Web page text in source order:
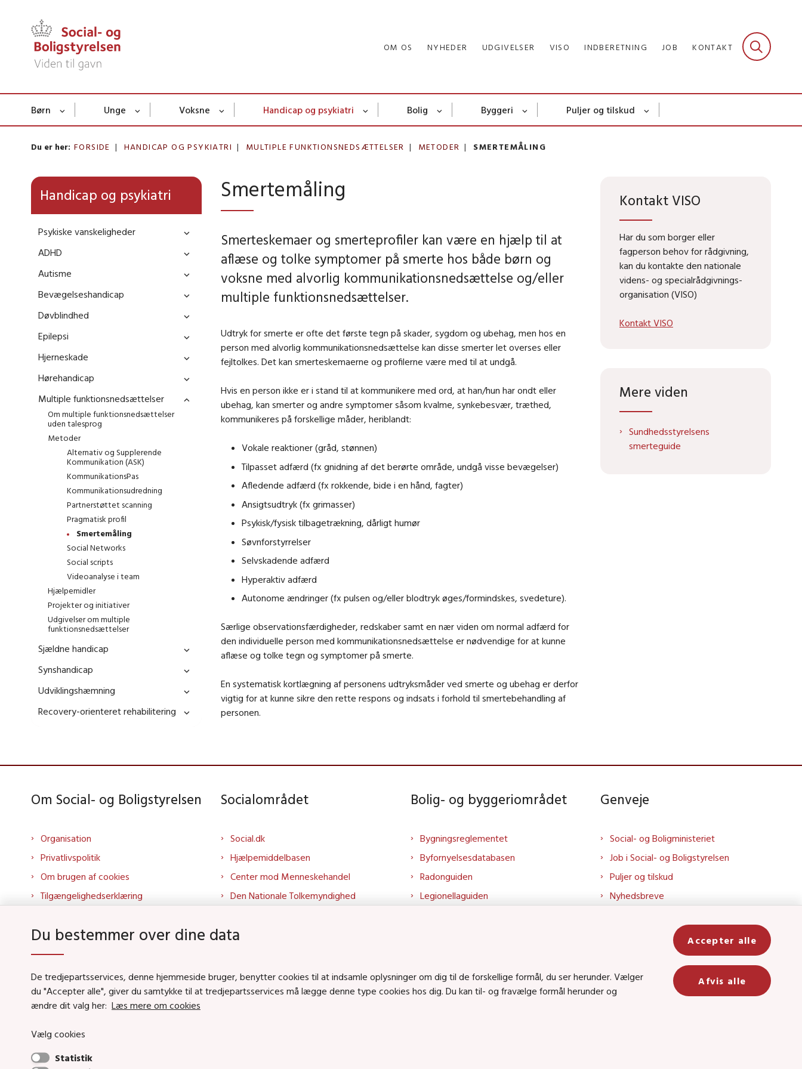
OM OS NYHEDER UDGIVELSER VISO INDBERETNING JOB KONTAKT
Børn Unge Voksne Handicap og psykiatri Bolig Byggeri Puljer og tilskud
Du er her: FORSIDE HANDICAP OG PSYKIATRI MULTIPLE FUNKTIONSNEDSÆTTELSER METODER SMERTEMÅLING
Handicap og psykiatri
Psykiske vanskeligheder
ADHD
Autisme
Bevægelseshandicap
Døvblindhed
Epilepsi
Hjerneskade
Hørehandicap
Multiple funktionsnedsættelser
Om multiple funktionsnedsættelser
uden talesprog
Metoder
Alternativ og Supplerende
Kommunikation (ASK)
KommunikationsPas
Kommunikationsudredning
Partnerstøttet scanning
Pragmatisk profil
Smertemåling
Social Networks
Social scripts
Videoanalyse i team
Hjælpemidler
Projekter og initiativer
Udgivelser om multiple
funktionsnedsættelser
Sjældne handicap
Synshandicap
Udviklingshæmning
Recovery-orienteret rehabilitering
Smertemåling
Smerteskemaer og smerteprofiler kan være en hjælp til at
aflæse og tolke symptomer på smerte hos både børn og
voksne med alvorlig kommunikationsnedsættelse og/eller
multiple funktionsnedsættelser.
Udtryk for smerte er ofte det første tegn på skader, sygdom og ubehag, men hos en
person med alvorlig kommunikationsnedsættelse kan disse smerter let overses eller
fejltolkes. Det kan smerteskemaerne og profilerne være med til at undgå.
Hvis en person ikke er i stand til at kommunikere med ord, at han/hun har ondt eller
ubehag, kan smerter og andre symptomer såsom kvalme, synkebesvær, træthed,
kommunikeres på forskellige måder, heriblandt:
Vokale reaktioner (gråd, stønnen)
Tilpasset adfærd (fx gnidning af det berørte område, undgå visse bevægelser)
Afledende adfærd (fx rokkende, bide i en hånd, fagter)
Ansigtsudtryk (fx grimasser)
Psykisk/fysisk tilbagetrækning, dårligt humør
Søvnforstyrrelser
Selvskadende adfærd
Hyperaktiv adfærd
Autonome ændringer (fx pulsen og/eller blodtryk øges/formindskes, svedeture).
Særlige observationsfærdigheder, redskaber samt en nær viden om normal adfærd for
den individuelle person med kommunikationsnedsættelse er nødvendige for at kunne
aflæse og tolke tegn og symptomer på smerte.
En systematisk kortlægning af personens udtryksmåder ved smerte og ubehag er derfor
vigtig for at kunne sikre den rette respons og indsats i forhold til smertebehandling af
personen.
Kontakt VISO
Har du som borger eller
fagperson behov for rådgivning,
kan du kontakte den nationale
videns- og specialrådgivnings-
organisation (VISO)
Kontakt VISO
Mere viden
Sundhedsstyrelsens
smerteguide
Om Social- og Boligstyrelsen
Organisation
Privatlivspolitik
Om brugen af cookies
Tilgængelighedserklæring
Kontakt os
Whistleblowerordning
About us
Socialområdet
Social.dk
Hjælpemiddelbasen
Center mod Menneskehandel
Den Nationale Tolkemyndighed
Tolkeportalen
Socialområdet på YouTube
Podcasts på SoundCloud
Bolig- og byggeriområdet
Bygningsreglementet
Byfornyelsesdatabasen
Radonguiden
Legionellaguiden
Bolig og byggeri på LinkedIn
Bolig og byggeri på YouTube
Genveje
Social- og Boligministeriet
Job i Social- og Boligstyrelsen
Puljer og tilskud
Nyhedsbreve
Social- og Boligstyrelsens nyheder
som RSS feed
Du bestemmer over dine data
De tredjepartsservices, denne hjemmeside bruger, benytter cookies til at indsamle oplysninger om dig til de forskellige formål, du ser herunder. Vælger
du "Accepter alle", giver du samtykke til at tredjepartsservices må lægge denne type cookies hos dig. Du kan til- og fravælge formål herunder og
ændre dit valg her: Læs mere om cookies
Vælg cookies
Statistik
Accepter alle
Afvis alle